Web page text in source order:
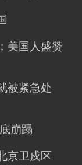
美国人盛赞
被紧急处
崩蹋
京卫戍区